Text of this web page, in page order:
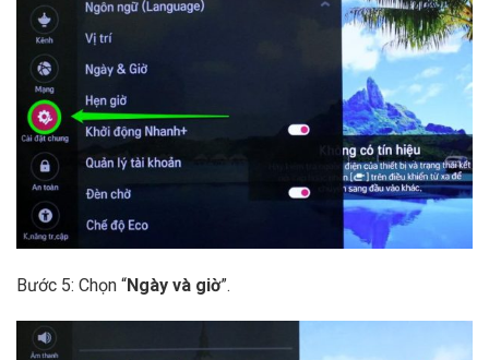
Bước 5: Chọn “Ngày và giờ”.